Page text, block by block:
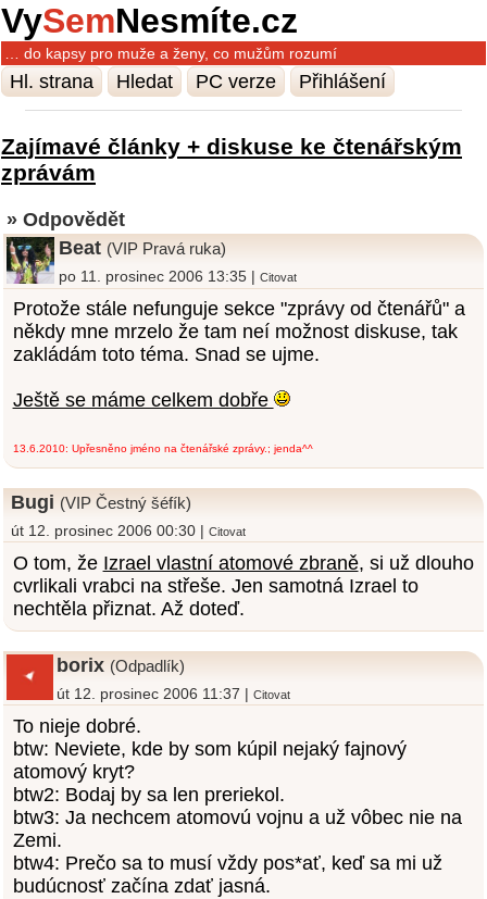
VySemNesmíte.cz
… do kapsy pro muže a ženy, co mužům rozumí
Hl. strana Hledat PC verze Přihlášení
Zajímavé články + diskuse ke čtenářským
zprávám
» Odpovědět
Beat (VIP Pravá ruka)
po 11. prosinec 2006 13:35 | Citovat
Protože stále nefunguje sekce "zprávy od čtenářů" a
někdy mne mrzelo že tam neí možnost diskuse, tak
zakládám toto téma. Snad se ujme.
Ještě se máme celkem dobře
13.6.2010: Upřesněno jméno na čtenářské zprávy.; jenda^^
Bugi (VIP Čestný šéfík)
út 12. prosinec 2006 00:30 | Citovat
O tom, že Izrael vlastní atomové zbraně, si už dlouho
cvrlikali vrabci na střeše. Jen samotná Izrael to
nechtěla přiznat. Až doteď.
borix (Odpadlík)
út 12. prosinec 2006 11:37 |Citovat
To nieje dobré.
btw: Neviete, kde by som kúpil nejaký fajnový
atomový kryt?
btw2: Bodaj by sa len preriekol.
btw3: Ja nechcem atomovú vojnu a už vôbec nie na
Zemi.
btw4: Prečo sa to musí vždy pos*ať, keď sa mi už
budúcnosť začína zdať jasná.